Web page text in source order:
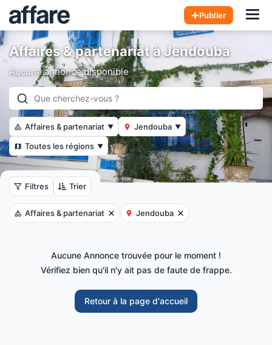
Publier
Affaires & partenariat à Jendouba
Aucune annonce disponible
Affaires & partenariat ▼ Jendouba ▼
Toutes les régions ▼
Filtres Trier
Affaires & partenariat Jendouba
Aucune Annonce trouvée pour le moment !
Vérifiez bien qu'il n'y ait pas de faute de frappe.
Retour à la page d'accueil